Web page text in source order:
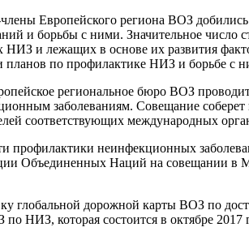
Европейского региона ВОЗ
и борьбы с ними. Значительное число
и лежащих в основе их развития
планов по профилактике НИЗ и борьбе с
региональное бюро ВОЗ
заболеваниям. Совещание
соответствующих международных
профилактики неинфекционных
Объединенных Наций на совещании в
глобальной дорожной карты ВОЗ по
НИЗ, которая состоится в октябре